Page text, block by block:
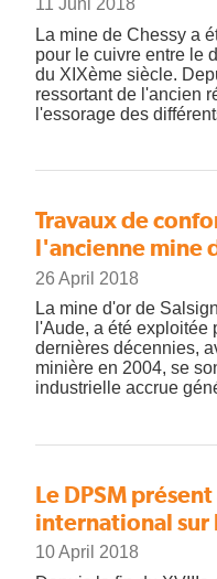
11 Juni 2018
La mine de Chessy a
pour le cuivre entre le
du XIXème siècle.
ressortant de l'ancien
l'essorage des
Travaux de
l'ancienne mine
26 April 2018
La mine d'or de
l'Aude, a été
dernières décennies,
minière en 2004, se
industrielle accrue
Le DPSM
international sur
10 April 2018